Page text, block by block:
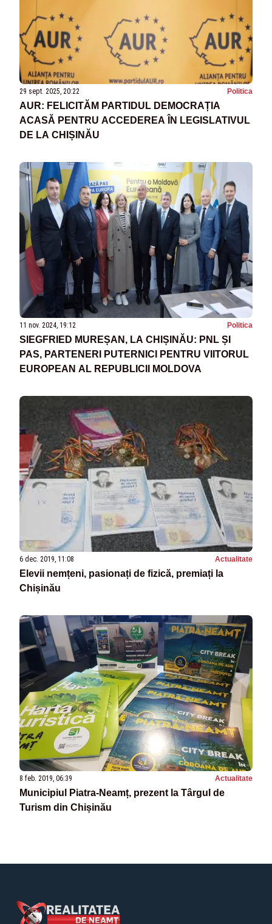
29 sept. 2025, 20:22 Politica
AUR: FELICITĂM PARTIDUL DEMOCRAȚIA
ACASĂ PENTRU ACCEDEREA ÎN LEGISLATIVUL
DE LA CHIȘINĂU
11 nov. 2024, 19:12 Politica
SIEGFRIED MUREȘAN, LA CHIȘINĂU: PNL ȘI
PAS, PARTENERI PUTERNICI PENTRU VIITORUL
EUROPEAN AL REPUBLICII MOLDOVA
6 dec. 2019, 11:08 Actualitate
Elevii nemțeni, pasionați de fizică, premiați la
Chișinău
8 feb. 2019, 06:39 Actualitate
Municipiul Piatra-Neamț, prezent la Târgul de
Turism din Chișinău